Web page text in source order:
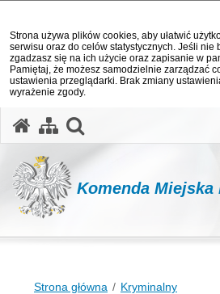
Strona używa plików cookies, aby ułatwić
serwisu oraz do celów statystycznych. Jeśli nie
zgadzasz się na ich użycie oraz zapisanie w
Pamiętaj, że możesz samodzielnie zarządzać
ustawienia przeglądarki. Brak zmiany
wyrażenie zgody.
Komenda
Strona główna Kryminalny